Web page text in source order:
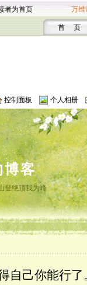
者为首页 万维
首 页
控制面板 个人相册
博客
登绝顶我为峰
自己你能行了